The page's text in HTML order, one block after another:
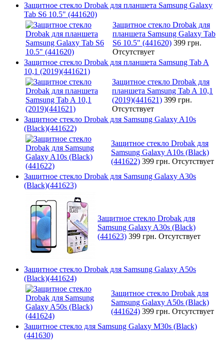
Защитное стекло Drobak для планшета Samsung Galaxy
Tab S6 10.5" (441620)
Защитное стекло Drobak для
планшета Samsung Galaxy Tab
S6 10.5" (441620) 399 грн.
Отсутствует
Защитное стекло Drobak для планшета Samsung Tab A
10,1 (2019)(441621)
Защитное стекло Drobak для
планшета Samsung Tab A 10,1
(2019)(441621) 399 грн.
Отсутствует
Защитное стекло Drobak для Samsung Galaxy A10s
(Black)(441622)
Защитное стекло Drobak для
Samsung Galaxy A10s (Black)
(441622) 399 грн. Отсутствует
Защитное стекло Drobak для Samsung Galaxy A30s
(Black)(441623)
Защитное стекло Drobak для
Samsung Galaxy A30s (Black)
(441623) 399 грн. Отсутствует
Защитное стекло Drobak для Samsung Galaxy A50s
(Black)(441624)
Защитное стекло Drobak для
Samsung Galaxy A50s (Black)
(441624) 399 грн. Отсутствует
Защитное стекло для Samsung Galaxy M30s (Black)
(441630)